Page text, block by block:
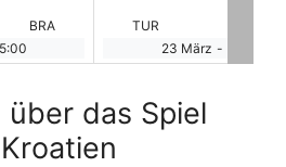
IRE
GRE
23 März -
das Spiel